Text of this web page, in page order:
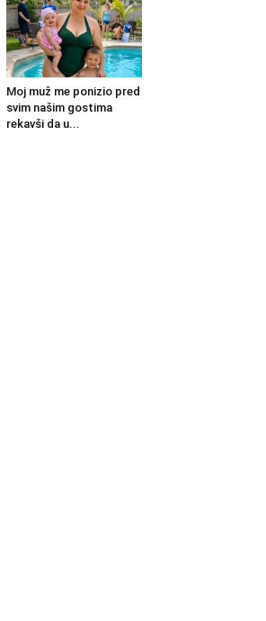
Moj muž me ponizio pred
svim našim gostima
rekavši da u...